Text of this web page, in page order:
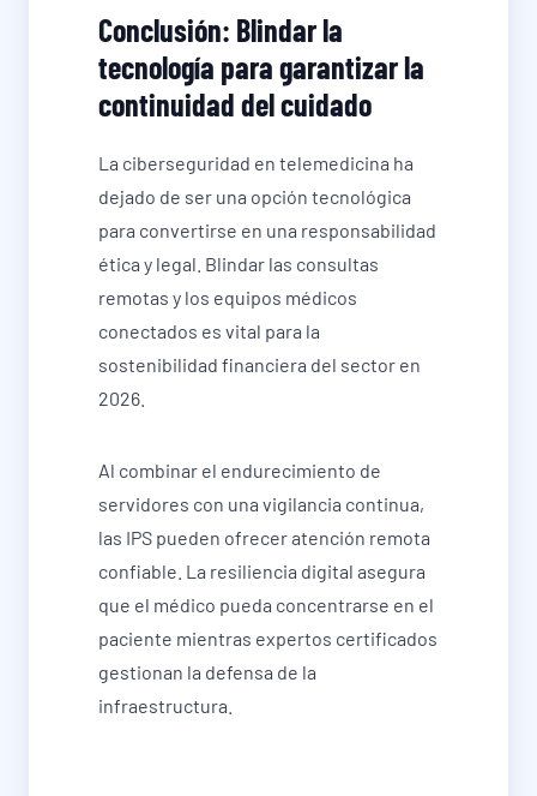
Conclusión: Blindar la
tecnología para garantizar la
continuidad del cuidado
La ciberseguridad en telemedicina ha
dejado de ser una opción tecnológica
para convertirse en una responsabilidad
ética y legal. Blindar las consultas
remotas y los equipos médicos
conectados es vital para la
sostenibilidad financiera del sector en
2026.
Al combinar el endurecimiento de
servidores con una vigilancia continua,
las IPS pueden ofrecer atención remota
confiable. La resiliencia digital asegura
que el médico pueda concentrarse en el
paciente mientras expertos certificados
gestionan la defensa de la
infraestructura.